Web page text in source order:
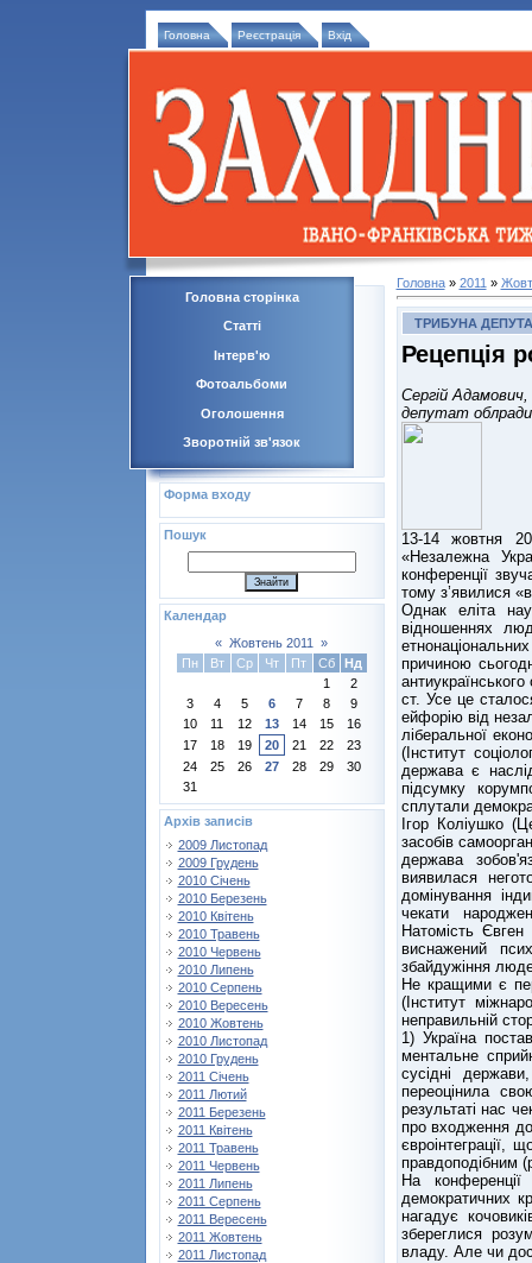
Головна Реєстрація Вхід
Головна сторінка
Статті
Інтерв'ю
Фотоальбоми
Оголошення
Зворотній зв'язок
Форма входу
Пошук
Календар
« Жовтень 2011
»
Пн
Вт Ср Чт Пт Сб
Нд
1
2
3
4 5 6 7 8
9
10
11 12 13 14 15
16
17
18 19 20 21 22
23
24
25 26 27 28 29
30
31
Архів записів
2009 Листопад
2009 Грудень
2010 Січень
2010 Березень
2010 Квітень
2010 Травень
2010 Червень
2010 Липень
2010 Серпень
2010 Вересень
2010 Жовтень
2010 Листопад
2010 Грудень
2011 Січень
2011 Лютий
2011 Березень
2011 Квітень
2011 Травень
2011 Червень
2011 Липень
2011 Серпень
2011 Вересень
2011 Жовтень
2011 Листопад
Головна» 2011 »
ТРИБУНА
Рецепція
Сергій Адамович,
депутат
13-14 жовтня
«Незалежна
конференції
тому з’явилися
Однак еліта
відношеннях
причиною
ст. Усе це
ейфорію від
ліберальної
(Інститут
держава є
підсумку
сплутали
Ігор Коліушко
засобів
держава
виявилася
домінування
чекати
Натомість
виснажений
збайдужіння
Не кращими є
(Інститут
неправильній
1) Україна
ментальне
сусідні
переоцінила
результаті нас
про входження
правдоподібним
На
демократичних
нагадує
збереглися
владу. Але чи